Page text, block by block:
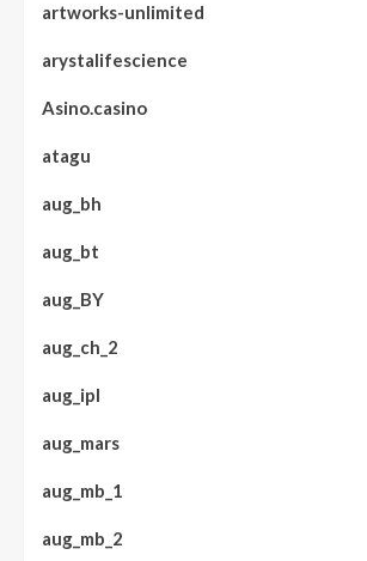
artworks-unlimited
arystalifescience
Asino.casino
atagu
aug_bh
aug_bt
aug_BY
aug_ch_2
aug_ipl
aug_mars
aug_mb_1
aug_mb_2